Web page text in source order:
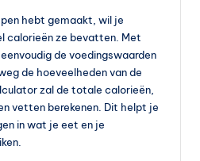
hebt gemaakt, wil je
calorieën ze bevatten. Met
de voedingswaarden
de hoeveelheden van de
zal de totale calorieën,
vetten berekenen. Dit helpt je
in wat je eet en je